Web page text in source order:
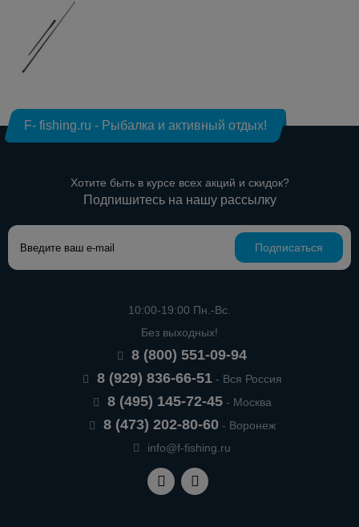
F- fishing.ru - Рыбалка и активный отдых!
Хотите быть в курсе всех акций и скидок?
Подпишитесь на нашу рассылку
Подписаться
10:00-19:00 Пн.-Вс.
Без выходных!
8 (800) 551-09-94
8 (929) 836-66-51- Вся Россия
8 (495) 145-72-45- Москва
8 (473) 202-80-60- Воронеж
info@f-fishing.ru